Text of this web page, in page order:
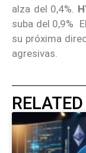
alza del 0,4%.
suba del 0,9%
su próxima
agresivas.